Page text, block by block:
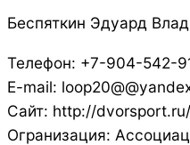
Беспяткин Эдуард
Телефон: +7-904-542-
E-mail:
Сайт: http://dvorsport.ru/
Огранизация: